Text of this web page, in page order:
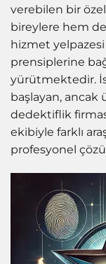
verebilen bir
bireylere hem
hizmet
prensiplerine
yürütmektedir.
başlayan, ancak
dedektiflik
ekibiyle farklı
profesyonel